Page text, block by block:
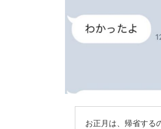
お正月は、帰省する